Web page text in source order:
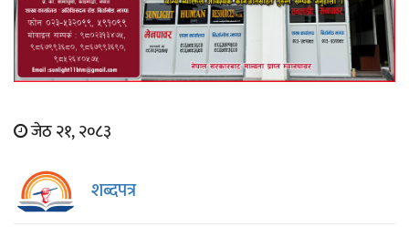
जेठ २१, २०८३
शब्दपत्र